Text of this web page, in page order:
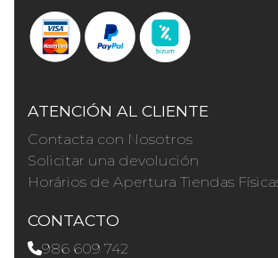
ATENCIÓN AL CLIENTE
Contacta con Nosotros
Solicitar una devolución
Horários de Apertura Tiendas
CONTACTO
986 609 742